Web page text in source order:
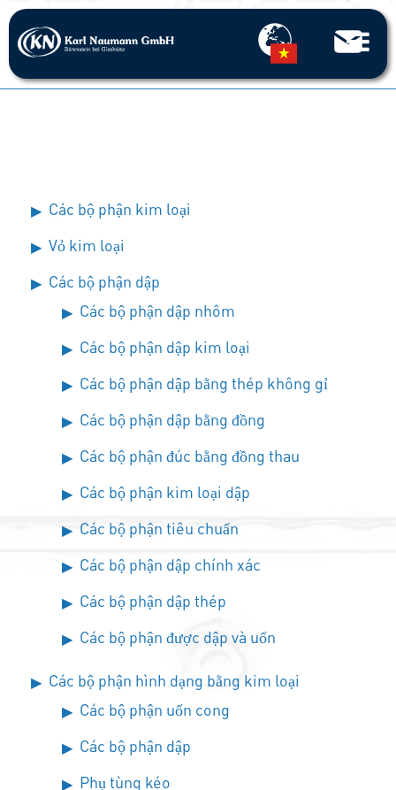
Các bộ phận kim loại
Vỏ kim loại
Các bộ phận dập
Các bộ phận dập nhôm
Các bộ phận dập kim loại
Các bộ phận dập bằng thép không gỉ
Các bộ phận dập bằng đồng
Các bộ phận đúc bằng đồng thau
Các bộ phận kim loại dập
Các bộ phận tiêu chuẩn
Các bộ phận dập chính xác
Các bộ phận dập thép
Các bộ phận được dập và uốn
Các bộ phận hình dạng bằng kim loại
Các bộ phận uốn cong
Các bộ phận dập
Phụ tùng kéo